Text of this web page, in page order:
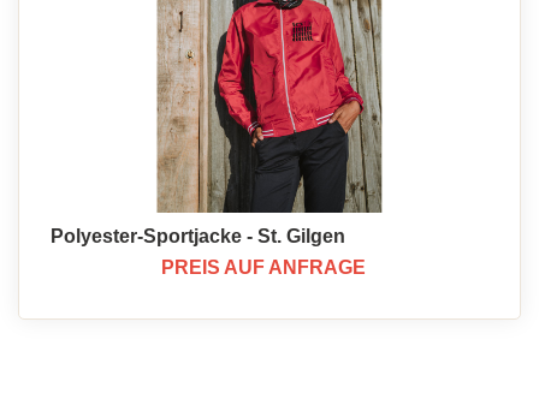
Polyester-Sportjacke - St. Gilgen
PREIS AUF ANFRAGE